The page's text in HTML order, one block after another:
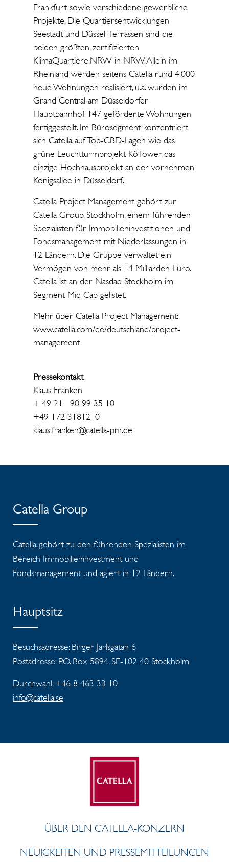
Frankfurt sowie verschiedene gewerbliche
Projekte. Die Quartiersentwicklungen
Seestadt und Düssel-Terrassen sind die
beiden größten, zertifizierten
KlimaQuartiere.NRW in NRW. Allein im
Rheinland werden seitens Catella rund 4.000
neue Wohnungen realisiert, u.a. wurden im
Grand Central am Düsseldorfer
Hauptbahnhof 147 geförderte Wohnungen
fertiggestellt. Im Bürosegment konzentriert
sich Catella auf Top-CBD-Lagen wie das
grüne Leuchtturmprojekt KöTower, das
einzige Hochhausprojekt an der vornehmen
Königsallee in Düsseldorf.
Catella Project Management gehört zur
Catella Group, Stockholm, einem führenden
Spezialisten für Immobilieninvestitionen und
Fondsmanagement mit Niederlassungen in
12 Ländern. Die Gruppe verwaltet ein
Vermögen von mehr als 14 Milliarden Euro.
Catella ist an der Nasdaq Stockholm im
Segment Mid Cap gelistet.
Mehr über Catella Project Management:
www.catella.com/de/deutschland/project-
management
Pressekontakt
Klaus Franken
+ 49 211 90 99 35 10
+49 172 3181210
klaus.franken@catella-pm.de
Catella Group
Catella gehört zu den führenden Spezialisten im
Bereich Immobilieninvestment und
Fondsmanagement und agiert in 12 Ländern.
Hauptsitz
Besuchsadresse: Birger Jarlsgatan 6
Postadresse: P.O. Box 5894, SE-102 40 Stockholm
Durchwahl: +46 8 463 33 10
info@catella.se
ÜBER DEN CATELLA-KONZERN
NEUIGKEITEN UND PRESSEMITTEILUNGEN